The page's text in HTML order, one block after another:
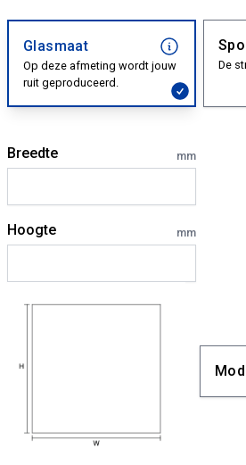
Glasmaat
Op deze afmeting wordt jouw
ruit geproduceerd.
De
Breedte mm
Hoogte mm